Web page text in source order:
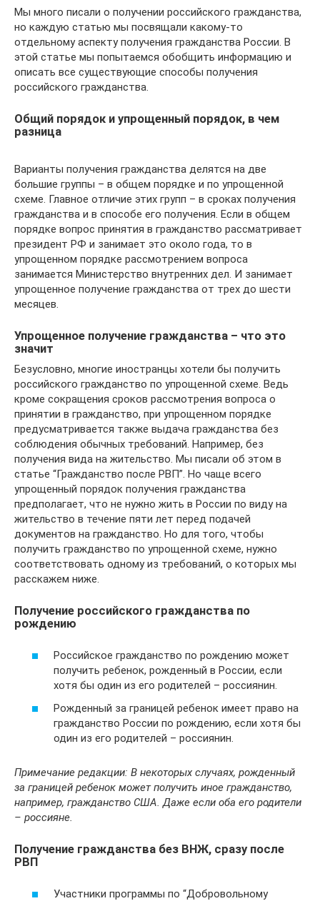
Мы много писали о получении российского гражданства,
но каждую статью мы посвящали какому-то
отдельному аспекту получения гражданства России. В
этой статье мы попытаемся обобщить информацию и
описать все существующие способы получения
российского гражданства.
Общий порядок и упрощенный порядок, в чем
разница
Варианты получения гражданства делятся на две
большие группы – в общем порядке и по упрощенной
схеме. Главное отличие этих групп – в сроках получения
гражданства и в способе его получения. Если в общем
порядке вопрос принятия в гражданство рассматривает
президент РФ и занимает это около года, то в
упрощенном порядке рассмотрением вопроса
занимается Министерство внутренних дел. И занимает
упрощенное получение гражданства от трех до шести
месяцев.
Упрощенное получение гражданства – что это
значит
Безусловно, многие иностранцы хотели бы получить
российского гражданство по упрощенной схеме. Ведь
кроме сокращения сроков рассмотрения вопроса о
принятии в гражданство, при упрощенном порядке
предусматривается также выдача гражданства без
соблюдения обычных требований. Например, без
получения вида на жительство. Мы писали об этом в
статье “Гражданство после РВП”. Но чаще всего
упрощенный порядок получения гражданства
предполагает, что не нужно жить в России по виду на
жительство в течение пяти лет перед подачей
документов на гражданство. Но для того, чтобы
получить гражданство по упрощенной схеме, нужно
соответствовать одному из требований, о которых мы
расскажем ниже.
Получение российского гражданства по
рождению
Российское гражданство по рождению может
получить ребенок, рожденный в России, если
хотя бы один из его родителей – россиянин.
Рожденный за границей ребенок имеет право на
гражданство России по рождению, если хотя бы
один из его родителей – россиянин.
Примечание редакции: В некоторых случаях, рожденный
за границей ребенок может получить иное гражданство,
например, гражданство США. Даже если оба его родители
– россияне.
Получение гражданства без ВНЖ, сразу после
РВП
Участники программы по “Добровольному